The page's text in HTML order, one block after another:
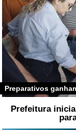
Preparativos
Prefeitura